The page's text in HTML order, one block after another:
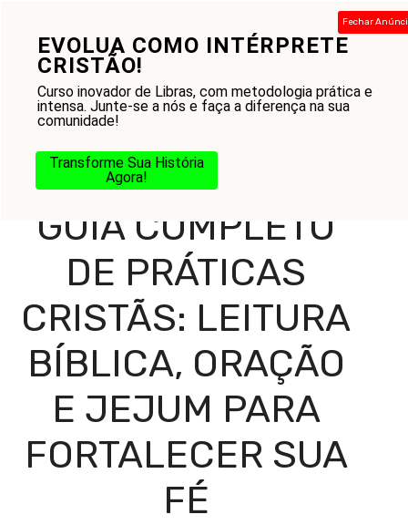
EVOLUA COMO INTÉRPRETE
CRISTÃO!
Curso inovador de Libras, com metodologia prática e
intensa. Junte-se a nós e faça a diferença na sua
comunidade!
Transforme Sua História
Agora!
Fechar
conteúdo
Práticas Cristãs: Leitura Bíblica, Oração e Jejum para
Fortalecer Sua Fé
GUIA COMPLETO
DE PRÁTICAS
CRISTÃS: LEITURA
BÍBLICA, ORAÇÃO
E JEJUM PARA
FORTALECER SUA
FÉ